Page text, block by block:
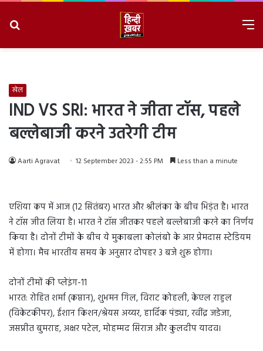
खेल
IND VS SRI: भारत ने जीता टॉस, पहले
बल्लेबाजी करने उतरेगी टीम
Aarti Agravat 12 September 2023 - 2:55 PM Less than a minute
एशिया कप में आज (12 सितंबर) भारत और श्रीलंका के बीच भिड़ंत है। भारत
ने टॉस जीत लिया है। भारत ने टॉस जीतकर पहले बल्लेबाजी करने का निर्णय
किया है। दोनों टीमों के बीच ये मुकाबला कोलंबो के आर प्रेमदास स्टेडियम
में होगा। मैच भारतीय समय के अनुसार दोपहर 3 बजे शुरू होगा।
दोनों टीमों की प्लेइंग-11
भारत: रोहित शर्मा (कप्तान), शुभमन गिल, विराट कोहली, केएल राहुल
(विकेटकीपर), ईशान किशन/श्रेयस अय्यर, हार्दिक पंड्या, रवींद्र जडेजा,
जसप्रीत बुमराह, अक्षर पटेल, मोहम्मद सिराज और कुलदीप यादव।